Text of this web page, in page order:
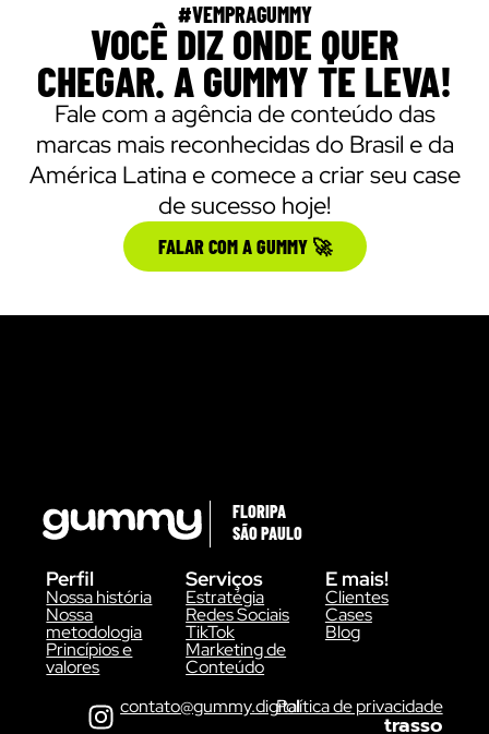
#VEMPRAGUMMY
VOCÊ DIZ ONDE QUER
CHEGAR. A GUMMY TE LEVA!
Fale com a agência de conteúdo das
marcas mais reconhecidas do Brasil e da
América Latina e comece a criar seu case
de sucesso hoje!
FALAR COM A GUMMY 🚀
FLORIPA
SÃO PAULO
Perfil
Nossa história
Nossa
metodologia
Princípios e
valores
Serviços
Estratégia
Redes Sociais
TikTok
Marketing de
Conteúdo
E mais!
Clientes
Cases
Blog
contato@gummy.digitalPolítica de privacidade
trasso